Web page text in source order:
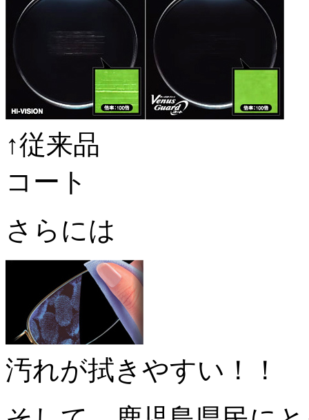
↑従来
コート
さらには
汚れが拭きやすい！！